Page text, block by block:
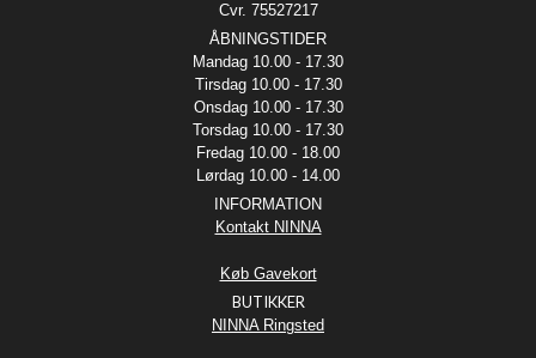
Cvr. 75527217
ÅBNINGSTIDER
Mandag 10.00 - 17.30
Tirsdag 10.00 - 17.30
Onsdag 10.00 - 17.30
Torsdag 10.00 - 17.30
Fredag 10.00 - 18.00
Lørdag 10.00 - 14.00
INFORMATION
Kontakt NINNA
Køb Gavekort
BUTIKKER
NINNA Ringsted